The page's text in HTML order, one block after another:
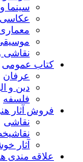
سینما و
عکاسی
نقاشی
کتاب عمومی
عرفان
دین و
فلسفه
فروش آثار
نقاشی
آثار
علاقه مندی